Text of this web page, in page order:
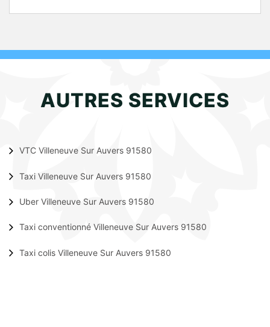
AUTRES SERVICES
VTC Villeneuve Sur Auvers 91580
Taxi Villeneuve Sur Auvers 91580
Uber Villeneuve Sur Auvers 91580
Taxi conventionné Villeneuve Sur Auvers 91580
Taxi colis Villeneuve Sur Auvers 91580